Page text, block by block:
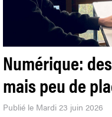
Numérique:
mais peu de
Publié le Mardi 23 juin 2026